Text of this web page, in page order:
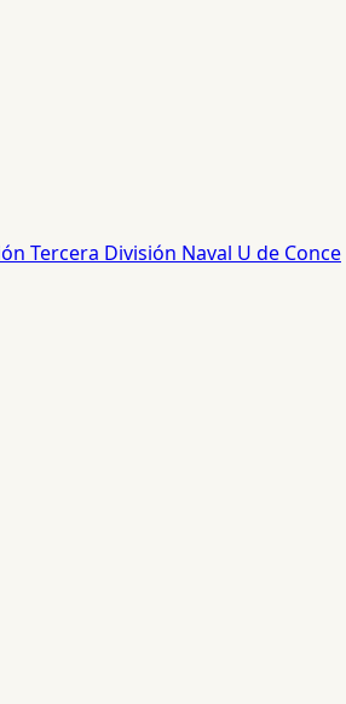
Tercera División Naval U de Conce